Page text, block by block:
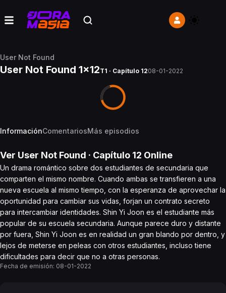
User Not Found
User Not Found 1x12T1 · Capítulo 1208-01-2022
InformaciónComentariosMás episodios
Ver User Not Found · Capítulo 12 Online
Un drama romántico sobre dos estudiantes de secundaria que
comparten el mismo nombre. Cuando ambas se transfieren a una
nueva escuela al mismo tiempo, con la esperanza de aprovechar la
oportunidad para cambiar sus vidas, forjan un contrato secreto
para intercambiar identidades. Shin Yi Joon es el estudiante más
popular de su escuela secundaria. Aunque parece duro y distante
por fuera, Shin Yi Joon es en realidad un gran blando por dentro, y
lejos de meterse en peleas con otros estudiantes, incluso tiene
dificultades para decir que no a otras personas.
Fecha de emisión: 08-01-2022